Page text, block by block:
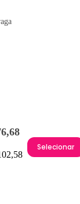
Selecionar